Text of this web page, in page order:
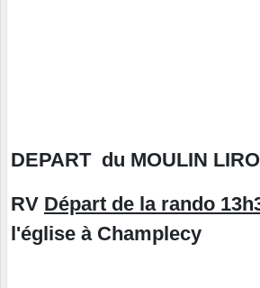
DEPART du MOULIN
RV Départ de la rando
l'église à Champlecy